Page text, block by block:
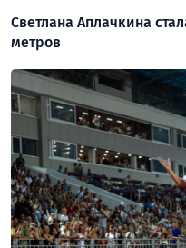
Светлана Аплачкина
метров